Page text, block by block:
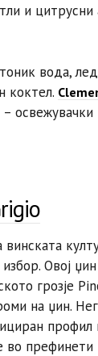
и цитрусни
вода,
коктел.
освежувачки
Овој
грозје
на џин.
профил
во префинети